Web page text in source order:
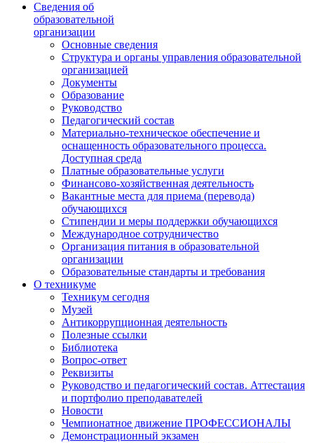
Сведения об
образовательной
организации
Основные сведения
Структура и органы управления образовательной
организацией
Документы
Образование
Руководство
Педагогический состав
Материально-техническое обеспечение и
оснащенность образовательного процесса.
Доступная среда
Платные образовательные услуги
Финансово-хозяйственная деятельность
Вакантные места для приема (перевода)
обучающихся
Стипендии и меры поддержки обучающихся
Международное сотрудничество
Организация питания в образовательной
организации
Образовательные стандарты и требования
О техникуме
Техникум сегодня
Музей
Антикоррупционная деятельность
Полезные ссылки
Библиотека
Вопрос-ответ
Реквизиты
Руководство и педагогический состав. Аттестация
и портфолио преподавателей
Новости
Чемпионатное движение ПРОФЕССИОНАЛЫ
Демонстрационный экзамен